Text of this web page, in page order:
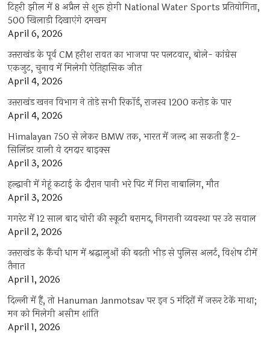
टिहरी झील में 8 अप्रैल से शुरू होगी National Water Sports प्रतियोगिता,
500 खिलाड़ी दिखाएंगे दमखम
April 6, 2026
उत्तराखंड के पूर्व CM हरीश रावत का भाजपा पर पलटवार, बोले- कांग्रेस
एकजुट, चुनाव में मिलेगी ऐतिहासिक जीत
April 4, 2026
उत्तराखंड खनन विभाग ने तोड़े सभी रिकॉर्ड, राजस्व 1200 करोड़ के पार
April 4, 2026
Himalayan 750 से लेकर BMW तक, भारत में जल्द आ सकती हैं 2-
सिलिंडर वाली ये दमदार बाइक्स
April 3, 2026
हल्द्वानी में गेहूं कटाई के दौरान पानी भरे पिट में गिरा नाबालिग, मौत
April 3, 2026
गगरेट में 12 साल बाद चोरी की स्कूटी बरामद, निगरानी व्यवस्था पर उठे सवाल
April 2, 2026
उत्तराखंड के कैंची धाम में श्रद्धालुओं की बढ़ती भीड़ से पुलिस अलर्ट, विशेष टीमें
तैनात
April 1, 2026
दिल्ली में हैं, तो Hanuman Janmotsav पर इन 5 मंदिरों में जरूर टेकें माथा;
मन को मिलेगी असीम शांति
April 1, 2026